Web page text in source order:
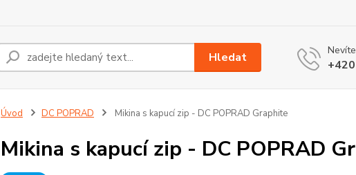
Hledat
Úvod DC POPRAD Mikina s kapucí zip - DC POPRAD Graphite
Mikina s kapucí zip - DC POPRAD